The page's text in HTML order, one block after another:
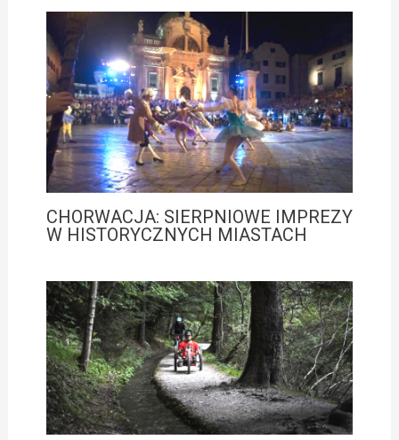
CHORWACJA: SIERPNIOWE IMPREZY
W HISTORYCZNYCH MIASTACH